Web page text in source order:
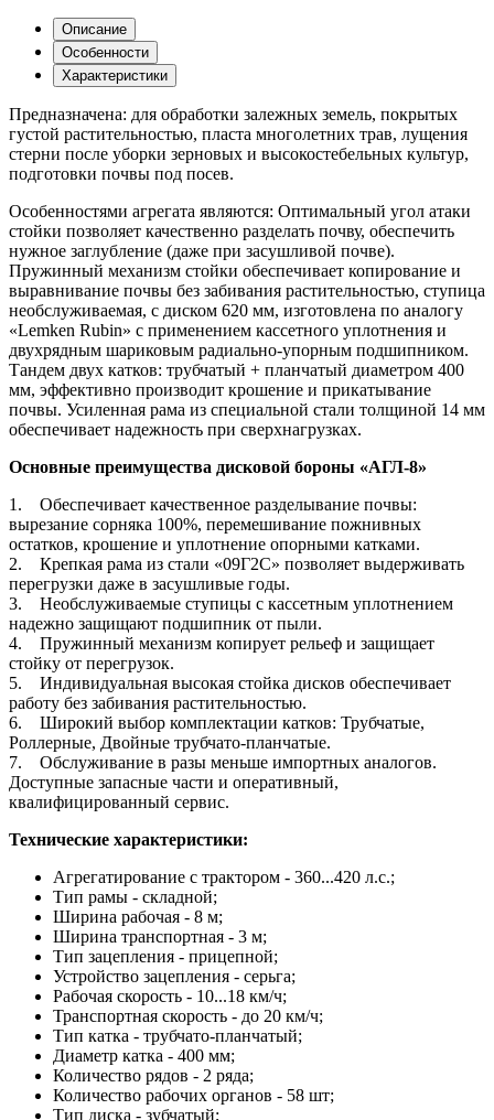
Описание
Особенности
Характеристики
Предназначена: для обработки залежных земель, покрытых
густой растительностью, пласта многолетних трав, лущения
стерни после уборки зерновых и высокостебельных культур,
подготовки почвы под посев.
Особенностями агрегата являются: Оптимальный угол атаки
стойки позволяет качественно разделать почву, обеспечить
нужное заглубление (даже при засушливой почве).
Пружинный механизм стойки обеспечивает копирование и
выравнивание почвы без забивания растительностью, ступица
необслуживаемая, с диском 620 мм, изготовлена по аналогу
«Lemken Rubin» с применением кассетного уплотнения и
двухрядным шариковым радиально-упорным подшипником.
Тандем двух катков: трубчатый + планчатый диаметром 400
мм, эффективно производит крошение и прикатывание
почвы. Усиленная рама из специальной стали толщиной 14 мм
обеспечивает надежность при сверхнагрузках.
Основные преимущества дисковой бороны «АГЛ-8»
1. Обеспечивает качественное разделывание почвы:
вырезание сорняка 100%, перемешивание пожнивных
остатков, крошение и уплотнение опорными катками.
2. Крепкая рама из стали «09Г2С» позволяет выдерживать
перегрузки даже в засушливые годы.
3. Необслуживаемые ступицы с кассетным уплотнением
надежно защищают подшипник от пыли.
4. Пружинный механизм копирует рельеф и защищает
стойку от перегрузок.
5. Индивидуальная высокая стойка дисков обеспечивает
работу без забивания растительностью.
6. Широкий выбор комплектации катков: Трубчатые,
Роллерные, Двойные трубчато-планчатые.
7. Обслуживание в разы меньше импортных аналогов.
Доступные запасные части и оперативный,
квалифицированный сервис.
Технические характеристики:
Агрегатирование с трактором - 360...420 л.с.;
Тип рамы - складной;
Ширина рабочая - 8 м;
Ширина транспортная - 3 м;
Тип зацепления - прицепной;
Устройство зацепления - серьга;
Рабочая скорость - 10...18 км/ч;
Транспортная скорость - до 20 км/ч;
Тип катка - трубчато-планчатый;
Диаметр катка - 400 мм;
Количество рядов - 2 ряда;
Количество рабочих органов - 58 шт;
Тип диска - зубчатый;